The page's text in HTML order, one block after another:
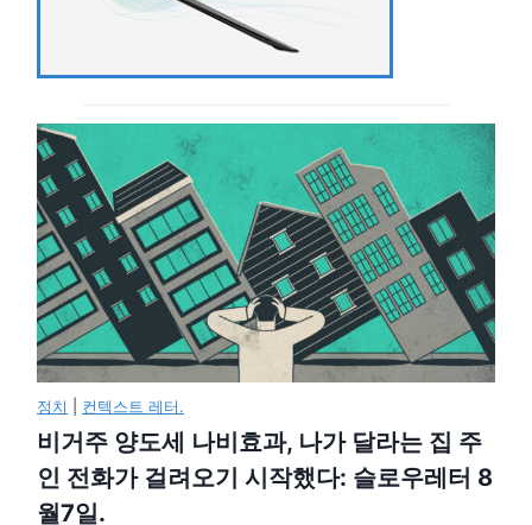
정치 컨텍스트 레터.
비거주 양도세 나비효과, 나가 달라는 집 주
인 전화가 걸려오기 시작했다: 슬로우레터 8
월7일.